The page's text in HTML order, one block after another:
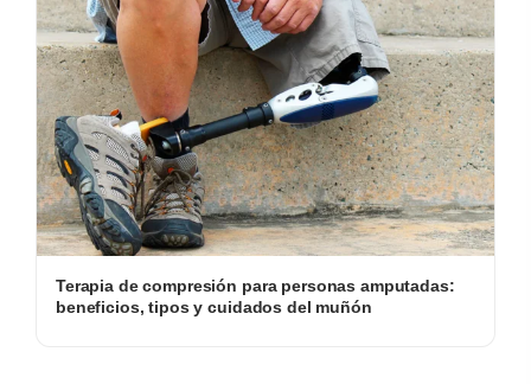
Terapia de compresión para personas amputadas:
beneficios, tipos y cuidados del muñón